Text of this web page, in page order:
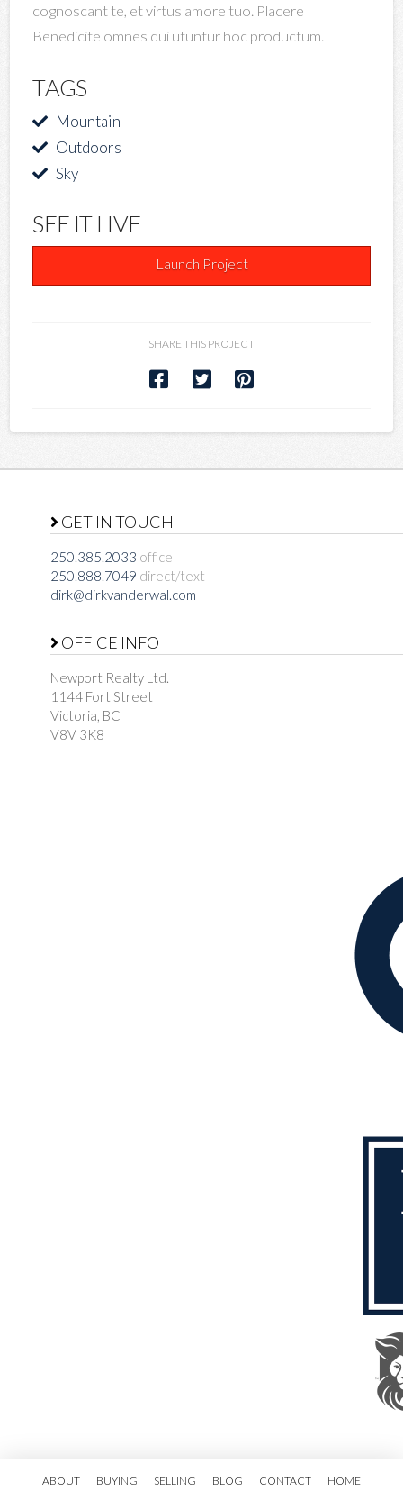
cognoscant te, et virtus amore tuo. Placere
Benedicite omnes qui utuntur hoc productum.
TAGS
Mountain
Outdoors
Sky
SEE IT LIVE
Launch Project
SHARE THIS PROJECT
GET IN TOUCH
250.385.2033 office
250.888.7049 direct/text
dirk@dirkvanderwal.com
OFFICE INFO
Newport Realty Ltd.
1144 Fort Street
Victoria, BC
V8V 3K8
ABOUT BUYING SELLING BLOG CONTACT HOME